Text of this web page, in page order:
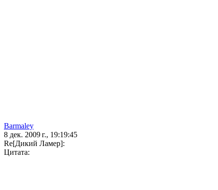
Barmaley
8 дек. 2009 г., 19:19:45
Re[Дикий Ламер]:
Цитата: